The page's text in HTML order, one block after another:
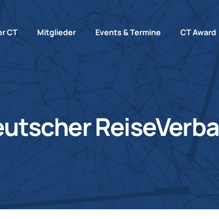
CT Mitglieder Events & Termine CT Award